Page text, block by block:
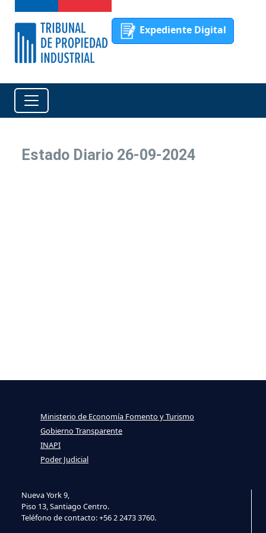
Expediente Digital
Estado Diario 26-09-2024
Nueva York 9,
Piso 13, Santiago Centro.
Teléfono de contacto: +56 2 2473 3760.
Ministerio de Economía Fomento y Turismo
Gobierno Transparente
INAPI
Poder Judicial